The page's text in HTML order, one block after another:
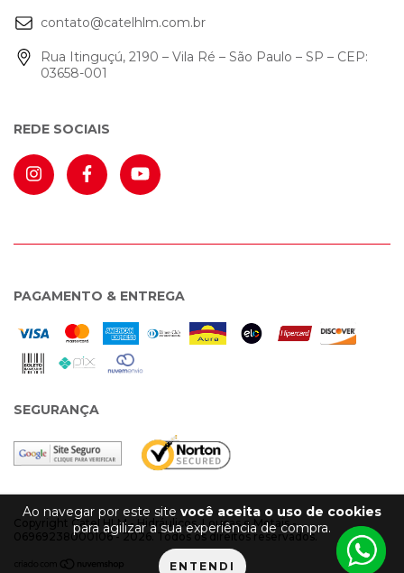
Ao navegar por este site você aceita o uso de cookies
para agilizar a sua experiência de compra.
ENTENDI
contato@catelhlm.com.br
Rua Itinguçú, 2190 – Vila Ré – São Paulo – SP – CEP:
03658-001
REDE SOCIAIS
PAGAMENTO & ENTREGA
SEGURANÇA
Copyright Catel HLM - Hidráulicos, Louças e Metais -
06969238000106 - 2026. Todos os direitos reservados.